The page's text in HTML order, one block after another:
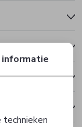
informatie